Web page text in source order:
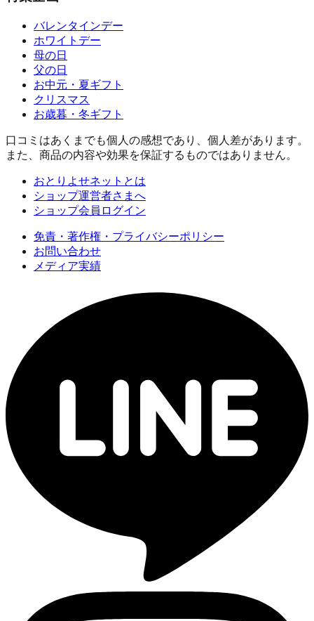
バレンタインデー
ホワイトデー
母の日
父の日
お中元・夏ギフト
クリスマス
お歳暮・冬ギフト
口コミはあくまでも個人の感想であり、個人差があります。
また、商品の内容や効果を保証するものではありません。
おとりよせネットとは
ショップ運営者さまへ
ショップ会員ログイン
免責・著作権・プライバシーポリシー
お問い合わせ
メディア実績